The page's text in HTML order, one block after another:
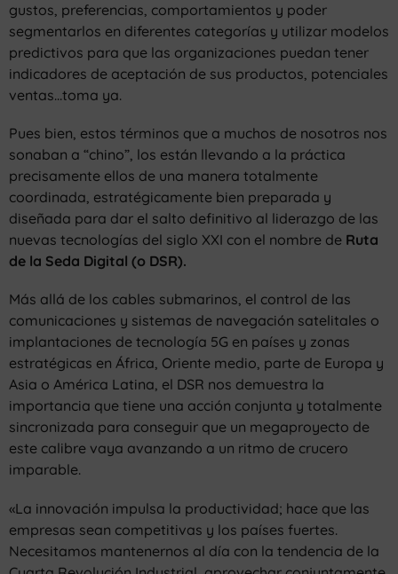
gustos, preferencias, comportamientos y poder
segmentarlos en diferentes categorías y utilizar modelos
predictivos para que las organizaciones puedan tener
indicadores de aceptación de sus productos, potenciales
ventas…toma ya.
Pues bien, estos términos que a muchos de nosotros nos
sonaban a “chino”, los están llevando a la práctica
precisamente ellos de una manera totalmente
coordinada, estratégicamente bien preparada y
diseñada para dar el salto definitivo al liderazgo de las
nuevas tecnologías del siglo XXI con el nombre de Ruta
de la Seda Digital (o DSR).
Más allá de los cables submarinos, el control de las
comunicaciones y sistemas de navegación satelitales o
implantaciones de tecnología 5G en países y zonas
estratégicas en África, Oriente medio, parte de Europa y
Asia o América Latina, el DSR nos demuestra la
importancia que tiene una acción conjunta y totalmente
sincronizada para conseguir que un megaproyecto de
este calibre vaya avanzando a un ritmo de crucero
imparable.
«La innovación impulsa la productividad; hace que las
empresas sean competitivas y los países fuertes.
Necesitamos mantenernos al día con la tendencia de la